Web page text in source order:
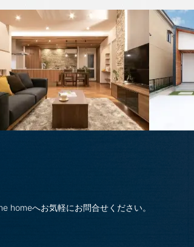
homeへお気軽にお問合せください。